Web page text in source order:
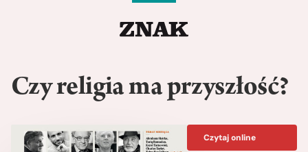
Czy religia ma przyszłość?
Czytaj online